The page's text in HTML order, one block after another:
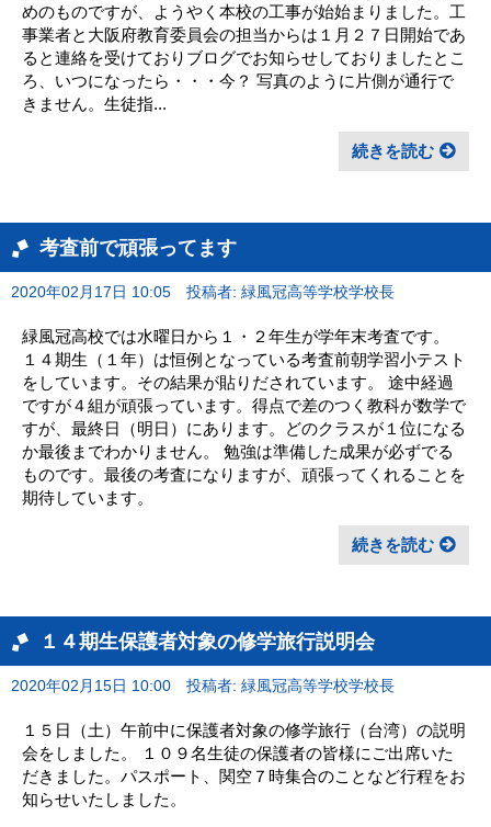
めのものですが、ようやく本校の工事が始始まりました。工
事業者と大阪府教育委員会の担当からは１月２７日開始であ
ると連絡を受けておりブログでお知らせしておりましたとこ
ろ、いつになったら・・・今？ 写真のように片側が通行で
きません。生徒指...
続きを読む
考査前で頑張ってます
2020年02月17日 10:05 投稿者: 緑風冠高等学校学校長
緑風冠高校では水曜日から１・２年生が学年末考査です。
１４期生（１年）は恒例となっている考査前朝学習小テスト
をしています。その結果が貼りだされています。 途中経過
ですが４組が頑張っています。得点で差のつく教科が数学で
すが、最終日（明日）にあります。どのクラスが１位になる
か最後までわかりません。 勉強は準備した成果が必ずでる
ものです。最後の考査になりますが、頑張ってくれることを
期待しています。
続きを読む
１４期生保護者対象の修学旅行説明会
2020年02月15日 10:00 投稿者: 緑風冠高等学校学校長
１５日（土）午前中に保護者対象の修学旅行（台湾）の説明
会をしました。 １０９名生徒の保護者の皆様にご出席いた
だきました。パスポート、関空７時集合のことなど行程をお
知らせいたしました。